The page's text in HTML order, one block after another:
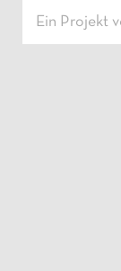
Ein Projekt